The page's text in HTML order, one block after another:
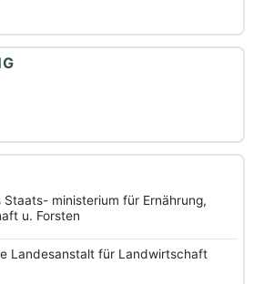
Staats- ministerium für Ernährung,
u. Forsten
Landesanstaltfür Landwirtschaft